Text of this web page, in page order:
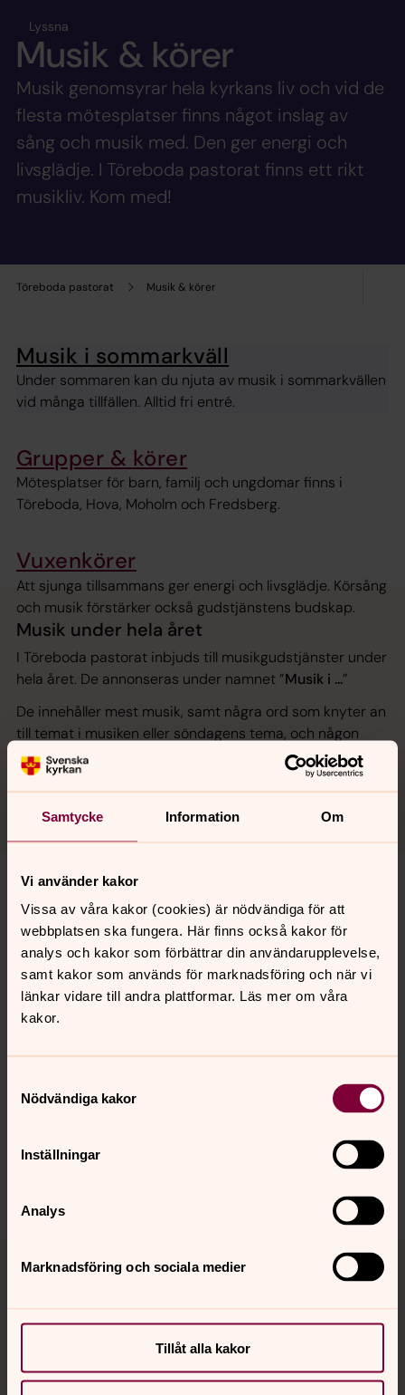
Samtycke Information Om
Vi använder kakor
Vissa av våra kakor (cookies) är nödvändiga för att
webbplatsen ska fungera. Här finns också kakor för
analys och kakor som förbättrar din användarupplevelse,
samt kakor som används för marknadsföring och när vi
länkar vidare till andra plattformar. Läs mer om våra
kakor.
Nödvändiga kakor
Inställningar
Analys
Marknadsföring och sociala medier
Tillåt alla kakor
Töreboda pastorat Musik & körer
Lyssna
Musik & körer
Musik genomsyrar hela kyrkans liv och vid de
flesta mötesplatser finns något inslag av
sång och musik med. Den ger energi och
livsglädje. I Töreboda pastorat finns ett rikt
musikliv. Kom med!
Musik i sommarkväll
Under sommaren kan du njuta av musik i sommarkvällen
vid många tillfällen. Alltid fri entré.
Grupper & körer
Mötesplatser för barn, familj och ungdomar finns i
Töreboda, Hova, Moholm och Fredsberg.
Vuxenkörer
Att sjunga tillsammans ger energi och livsglädje. Körsång
och musik förstärker också gudstjänstens budskap.
Musik under hela året
I Töreboda pastorat inbjuds till musikgudstjänster under
hela året. De annonseras under namnet ”Musik i ...”
De innehåller mest musik, samt några ord som knyter an
till temat i musiken eller söndagens tema, och någon
bön. Musikgudstjänster kan innehålla solister, körer,
större körverk eller gemensam psalmsång.
Musik vid gudstjänster, dop,
bröllop och begravningar
Eftersom kyrkans lokaler är offentliga finns vissa
begränsningar vad gäller musikuppspelning.
Senast ändrad 8 juni 2026
innehåll?
Dela